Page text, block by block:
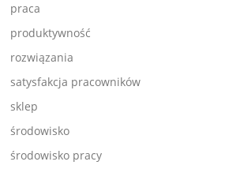
praca
produktywność
rozwiązania
satysfakcja pracowników
sklep
środowisko
środowisko pracy